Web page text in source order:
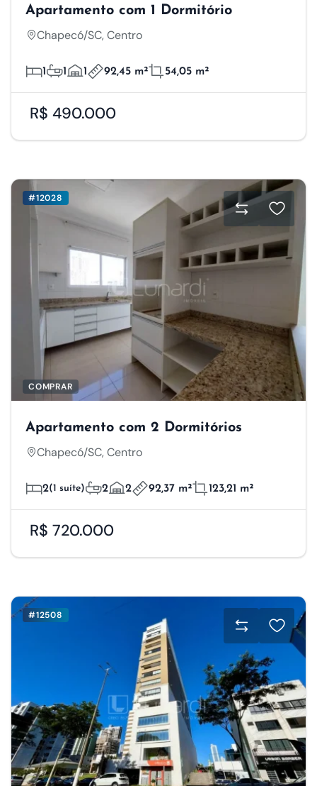
Apartamento com 1 Dormitório
Chapecó/SC, Centro
1 1 1 92,45 m² 54,05 m²
R$ 490.000
#12028
COMPRAR
Apartamento com 2 Dormitórios
Chapecó/SC, Centro
2(1 suíte) 2 2 92,37 m² 123,21 m²
R$ 720.000
#12508